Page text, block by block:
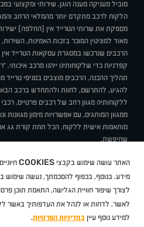
מוביל מעניקה מענה הוגן, שירותי ומקצועי
הלקוח לרכב מתקדם יותר מהמלאי הרחב
מספקת את שרותי הטרייד אין (החלפה)
מאוד למוניטין המוכר בזכות האמינות, השירות,
הרכבים שנרכשו במסגרת עסקאות הטרייד אין
קפדניות כדי שלקוחותינו ייהנו מרכב
תהליך ההכנה, הרכבים מוצבים בסניפי
להגיע, להתרשם, לחוות ולהתחדש ברכב הבא
ללקוחותיה מגוון רחב של רכבים פרטיים,
ממגוון המותגים, עם אפשרויות מימון מגוונות
מותאמות אישית ללקוח, הכל תחת קורת גג
שחיפשת.
תקנוןBUY BACKמבצעיםמגזין טרייד
ניהול העדפות עוגיות
סיטרואן אופלפיג'וMG
Geelyמזדהבי ווי דיצ'רי
ב מ וולקסוסאאודיסקודהיונדאירנושברולט
האתר עושה שימוש בקבצי COOKIES
מידע. בנוסף, בכפוף להסכמתך, נעשה שימוש
לצורך שיפור חוויית הגלישה, התאמת תוכן
לאשר, לדחות או לנהל את העדפותיך באשר
למידע נוסף עיין במדיניות הפרטיות.